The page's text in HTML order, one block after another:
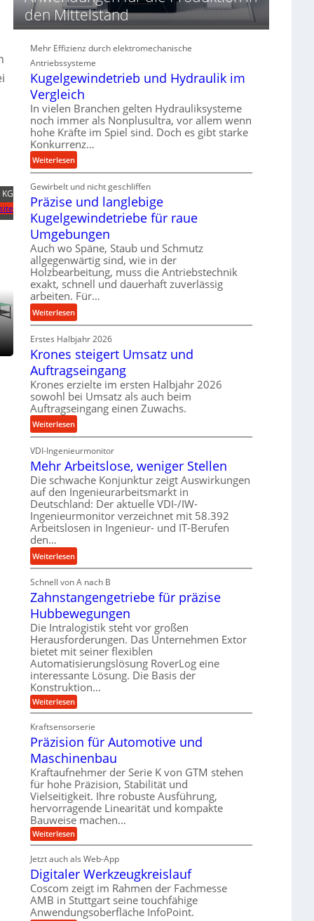
d
i
e
P
f
o
r
m
a
n
c
e
b
e
i
m
D
r
ü
k
p
r
o
z
s
s
den Mittelstand
Mehr Effizienz durch elektromechanische
Antriebssysteme
Kugelgewindetrieb und Hydraulik im
Vergleich
In vielen Branchen gelten Hydrauliksysteme
noch immer als Nonplusultra, vor allem wenn
hohe Kräfte im Spiel sind. Doch es gibt starke
Konkurrenz…
Weiterlesen:
K
u
g
l
g
e
w
i
n
d
e
r
i
e
b
u
n
d
H
y
d
r
a
u
l
i
k
i
V
e
r
g
l
e
i
c
h
Gewirbelt und nicht geschliffen
Präzise und langlebige
Kugelgewindetriebe für raue
Umgebungen
Auch wo Späne, Staub und Schmutz
allgegenwärtig sind, wie in der
Holzbearbeitung, muss die Antriebstechnik
exakt, schnell und dauerhaft zuverlässig
arbeiten. Für…
Weiterlesen:
P
r
ä
i
s
e
u
n
a
n
g
e
i
g
e
u
g
e
l
g
e
w
i
n
d
e
r
i
e
b
e
f
ü
r
r
a
u
e
Erstes Halbjahr 2026
Krones steigert Umsatz und
Auftragseingang
Krones erzielte im ersten Halbjahr 2026
sowohl bei Umsatz als auch beim
Auftragseingang einen Zuwachs.
Weiterlesen:
K
r
o
n
e
s
s
t
i
g
e
r
t
U
m
s
a
t
z
u
n
d
A
u
f
t
r
a
g
s
i
n
g
a
n
VDI-Ingenieurmonitor
Mehr Arbeitslose, weniger Stellen
Die schwache Konjunktur zeigt Auswirkungen
auf den Ingenieurarbeitsmarkt in
Deutschland: Der aktuelle VDI-/IW-
Ingenieurmonitor verzeichnet mit 58.392
Arbeitslosen in Ingenieur- und IT-Berufen
den…
Weiterlesen:
M
e
h
A
r
b
e
i
t
s
l
o
s
e
,
w
e
n
i
g
e
r
S
t
e
l
Schnell von A nach B
Zahnstangengetriebe für präzise
Hubbewegungen
Die Intralogistik steht vor großen
Herausforderungen. Das Unternehmen Extor
bietet mit seiner flexiblen
Automatisierungslösung RoverLog eine
interessante Lösung. Die Basis der
Konstruktion…
Weiterlesen:
Z
h
n
s
t
a
n
g
e
n
g
e
t
r
i
b
e
f
ü
r
Kraftsensorserie
Präzision für Automotive und
Maschinenbau
Kraftaufnehmer der Serie K von GTM stehen
für hohe Präzision, Stabilität und
Vielseitigkeit. Ihre robuste Ausführung,
hervorragende Linearität und kompakte
Bauweise machen…
Weiterlesen:
P
ä
z
i
s
i
o
Jetzt auch als Web-App
Digitaler Werkzeugkreislauf
Coscom zeigt im Rahmen der Fachmesse
AMB in Stuttgart seine touchfähige
Anwendungsoberfläche InfoPoint.